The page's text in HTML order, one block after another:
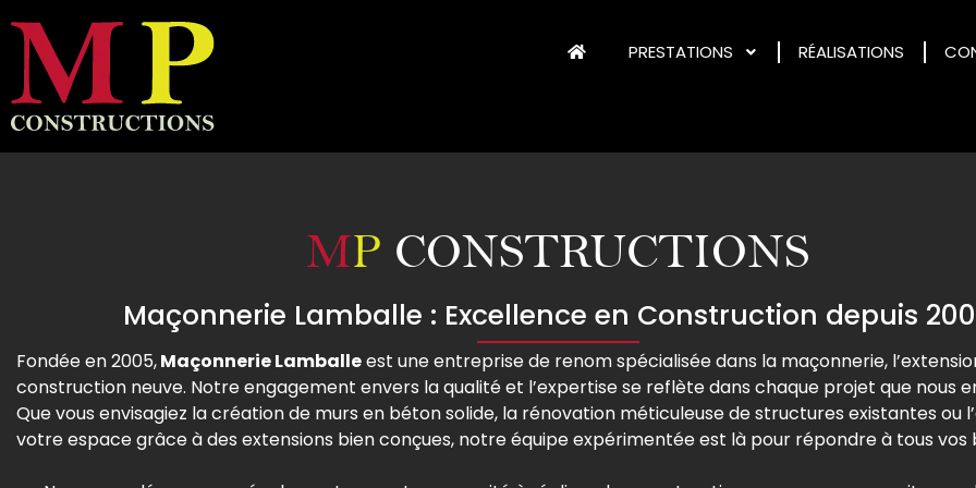
PRESTATIONS RÉALISATIONS
MP CONSTRUCTIONS
Maçonnerie Lamballe : Excellence en Construction depuis
Fondée en 2005,Maçonnerie Lamballeest une entreprise de renom spécialisée dans la maçonnerie,
construction neuve. Notre engagement envers la qualité et l’expertise se reflète dans chaque projet que nous
Que vous envisagiez la création de murs en béton solide, la rénovation méticuleuse de structures existantes ou
votre espace grâce à des extensions bien conçues, notre équipe expérimentée est là pour répondre à tous vos